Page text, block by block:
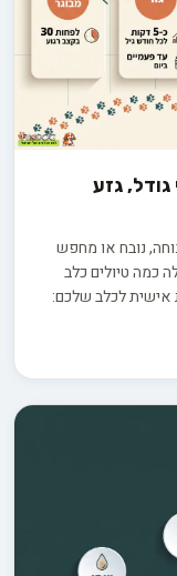
גזע
נובח או מחפש
כמה טיולים כלב
לכלב שלכם:
לכלב שלכם,